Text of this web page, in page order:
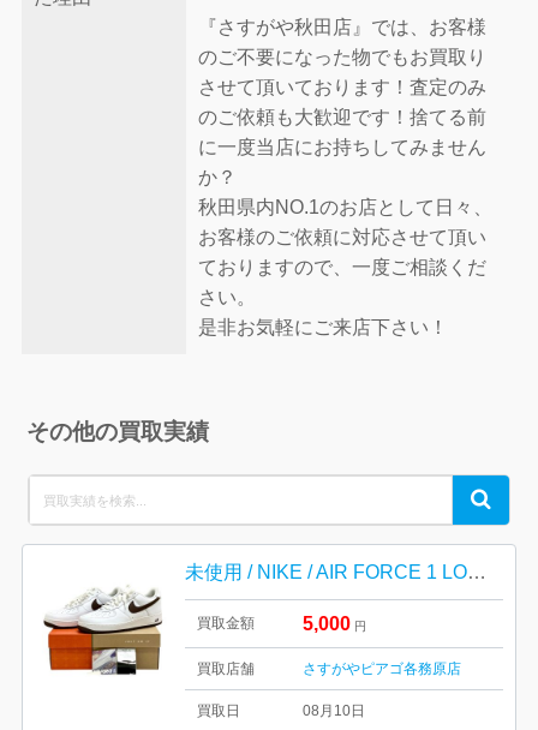
『さすがや秋田店』では、お客様
のご不要になった物でもお買取り
させて頂いております！査定のみ
のご依頼も大歓迎です！捨てる前
に一度当店にお持ちしてみません
か？
秋田県内NO.1のお店として日々、
お客様のご依頼に対応させて頂い
ておりますので、一度ご相談くだ
さい。
是非お気軽にご来店下さい！
その他の買取実績
for:
Search
未使用 / NIKE / AIR FORCE 1 LOW RETORO / ナイキ / スニーカー
買取金額 5,000 円
買取店舗 さすがやピアゴ各務原店
買取日 08月10日